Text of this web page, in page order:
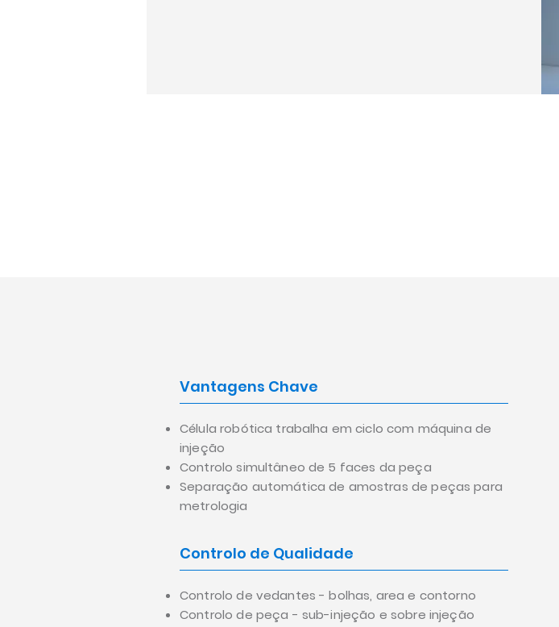
Vantagens Chave
Célula robótica trabalha em ciclo com máquina de
injeção
Controlo simultâneo de 5 faces da peça
Separação automática de amostras de peças para
metrologia
Controlo de Qualidade
Controlo de vedantes - bolhas, area e contorno
Controlo de peça - sub-injeção e sobre injeção